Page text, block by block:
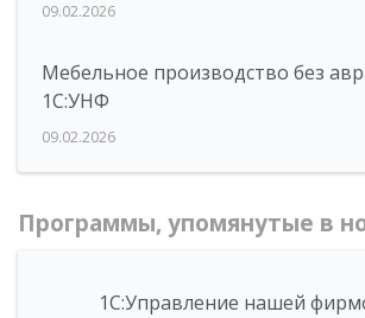
09.02.2026
Мебельное производство без
1С:УНФ
09.02.2026
Программы, упомянутые в
1С:Управление нашей